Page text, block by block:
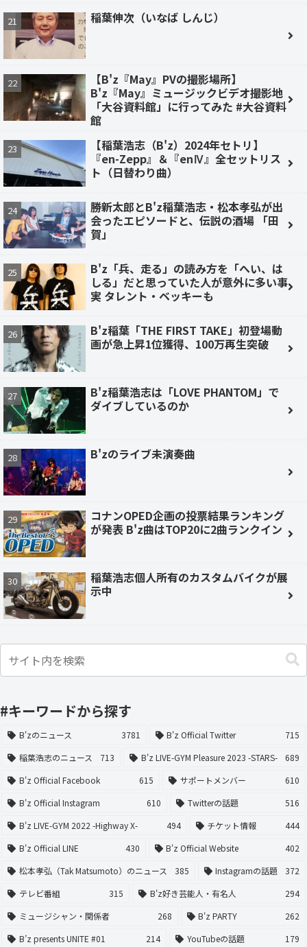
稲葉伸次（いなば しんじ）
【B'z『May』PVの撮影場所】
B'z『May』ミュージックビデオ撮影地
「大谷資料館」に行ってみた #大谷資料
館
【稲葉浩志（B'z）2024年セトリ】
『en-Zepp』＆『enⅣ』全セットリス
ト（日替わり曲）
勝新太郎とB'z稲葉浩志・松本孝弘が出
会ったエピソードと、伝説の酒場 「田
賀」
B'z「兵、走る」の読み方を「へい、は
しる」だと思っていた人が意外に多い事
実 タレント・ベッキーも
B'z稲葉「THE FIRST TAKE」初登場動
画が急上昇1位獲得、100万再生突破
B'z稲葉浩志は「LOVE PHANTOM」で
ダイブしているのか
B'zのライブ未演奏曲
コナンOPED企画の投票結果ランキング
が発表 B'z曲はTOP20に2曲ランクイン
稲葉浩志個人所有のカスタムバイクが展
示中
#キーワードから探す
B'zのニュース 3781 B'z Official Twitter
715
稲葉浩志のニュース
713 B'z LIVE-GYM Pleasure 2023 -STARS-
689
B'z Official Facebook
615 サポートメンバー
610
B'z Official Instagram
610 Twitterの話題
516
B'z LIVE-GYM 2022 -Highway X-
494 チケット情報
444
B'z Official LINE
430 B'z Official Website
402
松本孝弘（Tak Matsumoto）のニュース
385 Instagramの話題
372
テレビ番組
315 B'z好き芸能人・有名人
294
ミュージシャン・関係者
268 B'z PARTY
262
B’z presents UNITE #01
214 YouTubeの話題
179